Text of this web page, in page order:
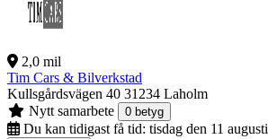
2,0 mil
Tim Cars & Bilverkstad
Kullsgårdsvägen 40 31234 Laholm
Nytt samarbete
0 betyg
Du kan tidigast få tid: tisdag den 11 augusti